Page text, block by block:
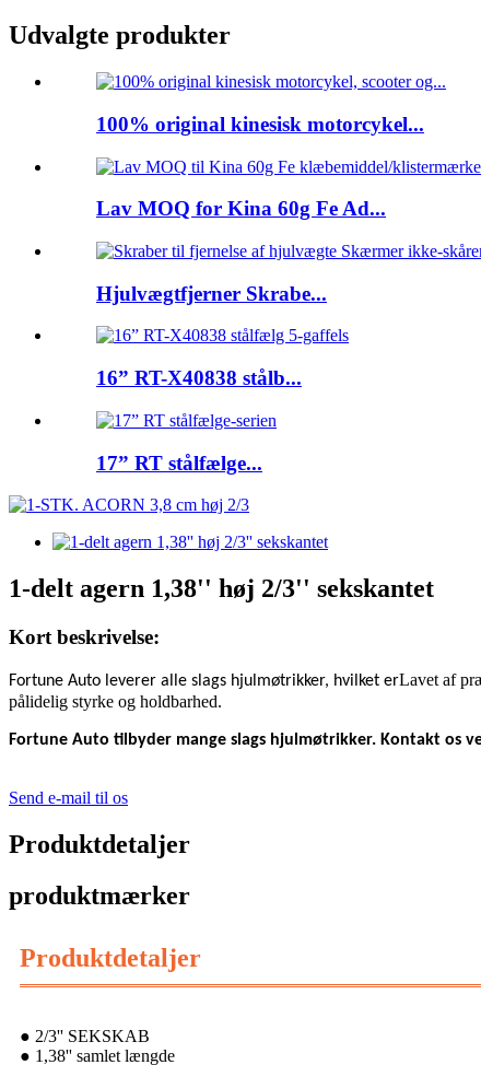
Udvalgte produkter
100% original kinesisk motorcykel...
Lav MOQ for Kina 60g Fe Ad...
Hjulvægtfjerner Skrabe...
16” RT-X40838 stålb...
17” RT stålfælge...
1-delt agern 1,38'' høj 2/3'' sekskantet
Kort beskrivelse:
Fortune Auto leverer alle slags hjulmøtrikker, hvilket erLavet af
pålidelig styrke og holdbarhed.
Fortune Auto tilbyder mange slags hjulmøtrikker. Kontakt os
Send e-mail til os
Produktdetaljer
produktmærker
Produktdetaljer
● 2/3'' SEKSKAB
● 1,38'' samlet længde